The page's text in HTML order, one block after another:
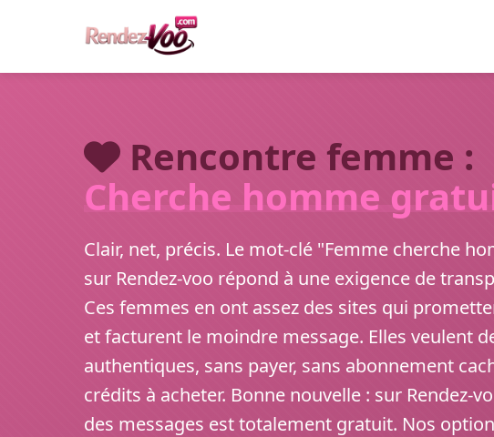
Rencontre femme :
Cherche homme
Clair, net, précis. Le mot-clé "Femme cherche
sur Rendez-voo répond à une exigence de
Ces femmes en ont assez des sites qui
et facturent le moindre message. Elles veulent
authentiques, sans payer, sans abonnement
crédits à acheter. Bonne nouvelle : sur Rendez-
des messages est totalement gratuit. Nos